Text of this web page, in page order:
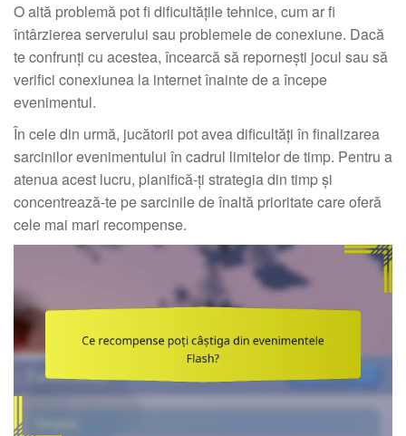
O altă problemă pot fi dificultățile tehnice, cum ar fi
întârzierea serverului sau problemele de conexiune. Dacă
te confrunți cu acestea, încearcă să repornești jocul sau să
verifici conexiunea la internet înainte de a începe
evenimentul.
În cele din urmă, jucătorii pot avea dificultăți în finalizarea
sarcinilor evenimentului în cadrul limitelor de timp. Pentru a
atenua acest lucru, planifică-ți strategia din timp și
concentrează-te pe sarcinile de înaltă prioritate care oferă
cele mai mari recompense.